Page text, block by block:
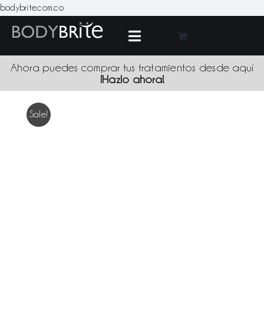
bodybrite.com.coSkip
content
Toggle
Navigation
Ahora puedes comprar tus tratamientos desde aquí
¡Hazlo ahora!
Sale!